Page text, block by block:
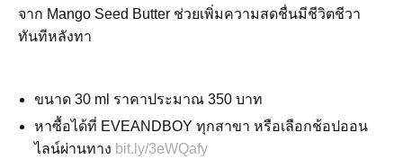
จาก Mango Seed Butter ช่วยเพิ่มความสดชื่นมีชีวิตชีวา
ทันทีหลังทา
ขนาด 30 ml ราคาประมาณ 350 บาท
หาซื้อได้ที่ EVEANDBOY ทุกสาขา หรือเลือกช้อปออน
ไลน์ผ่านทาง bit.ly/3eWQafy